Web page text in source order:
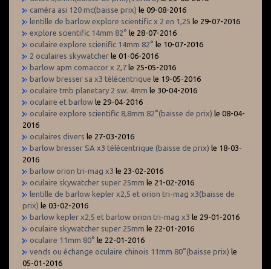
caméra asi 120 mc(baisse prix) le 09-08-2016
lentille de barlow explore scientific x 2 en 1,25 le 29-07-2016
explore scientific 14mm 82° le 28-07-2016
oculaire explore scienific 14mm 82° le 10-07-2016
2 oculaires skywatcher le 01-06-2016
barlow apm comaccor x 2,7 le 25-05-2016
barlow bresser sa x3 télécentrique le 19-05-2016
oculaire tmb planetary 2 sw. 4mm le 30-04-2016
oculaire et barlow le 29-04-2016
oculaire explore scientific 8,8mm 82°(baisse de prix) le 08-04-
2016
oculaires divers le 27-03-2016
barlow bresser SA x3 télécentrique (baisse de prix) le 18-03-
2016
barlow orion tri-mag x3 le 23-02-2016
oculaire skywatcher super 25mm le 21-02-2016
lentille de barlow kepler x2,5 et orion tri-mag x3(baisse de
prix) le 03-02-2016
barlow kepler x2,5 et barlow orion tri-mag x3 le 29-01-2016
oculaire skywatcher super 25mm le 22-01-2016
oculaire 11mm 80° le 22-01-2016
vends ou échange oculaire chinois 11mm 80°(baisse prix) le
05-01-2016